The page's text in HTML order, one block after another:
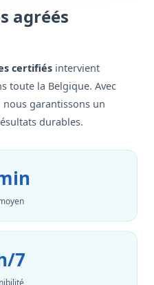
agréés
certifiés intervient
toute la Belgique. Avec
nous garantissons un
durables.
7